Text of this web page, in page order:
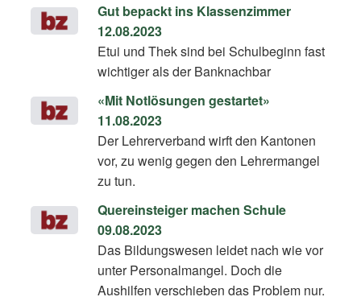
Gut bepackt ins Klassenzimmer
12.08.2023
Etui und Thek sind bei Schulbeginn fast
wichtiger als der Banknachbar
«Mit Notlösungen gestartet»
11.08.2023
Der Lehrerverband wirft den Kantonen
vor, zu wenig gegen den Lehrermangel
zu tun.
Quereinsteiger machen Schule
09.08.2023
Das Bildungswesen leidet nach wie vor
unter Personalmangel. Doch die
Aushilfen verschieben das Problem nur.